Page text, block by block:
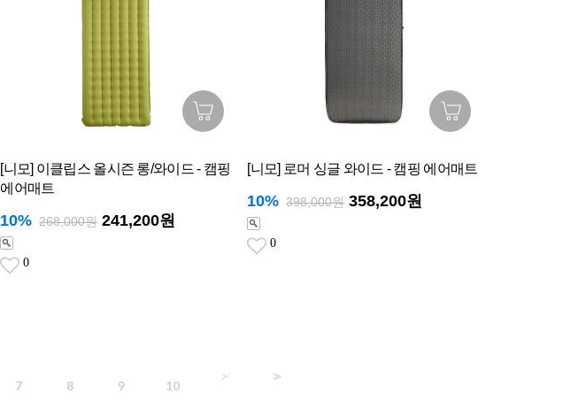
[니모] 이클립스 올시즌 롱/와이드 - 캠핑
에어매트
10% 268,000원 241,200원
0
[니모] 로머 싱글 와이드 - 캠핑 에어매트
10% 398,000원 358,200원
0
7 8 9 10
> >>